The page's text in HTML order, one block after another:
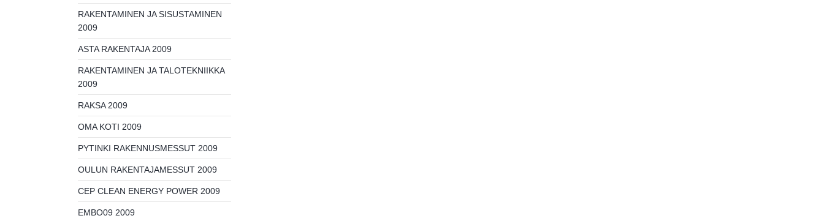
RAKENTAMINEN JA SISUSTAMINEN
2009
ASTA RAKENTAJA 2009
RAKENTAMINEN JA TALOTEKNIIKKA
2009
RAKSA 2009
OMA KOTI 2009
PYTINKI RAKENNUSMESSUT 2009
OULUN RAKENTAJAMESSUT 2009
CEP CLEAN ENERGY POWER 2009
EMBO09 2009